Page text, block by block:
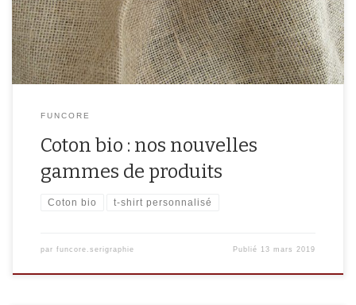
FUNCORE
Coton bio : nos nouvelles
gammes de produits
Coton bio t-shirt personnalisé
par funcore.serigraphie Publié 13 mars 2019